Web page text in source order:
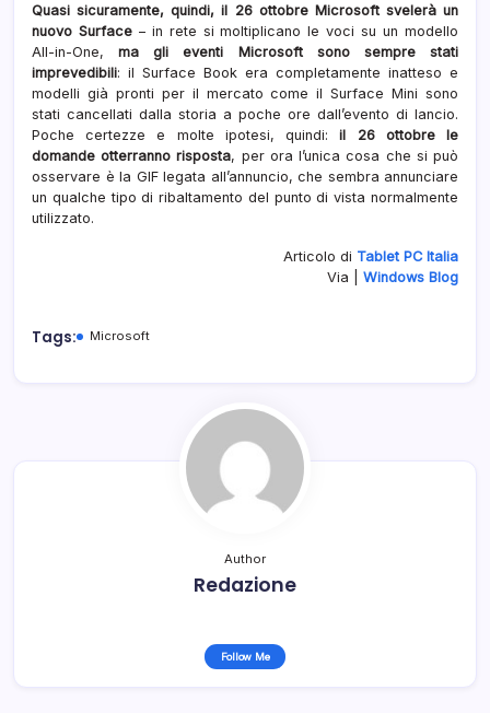
Quasi sicuramente, quindi, il 26 ottobre Microsoft svelerà un
nuovo Surface– in rete si moltiplicano le voci su un modello
All-in-One,ma gli eventi Microsoft sono sempre stati
imprevedibili: il Surface Book era completamente inatteso e
modelli già pronti per il mercato come il Surface Mini sono
stati cancellati dalla storia a poche ore dall’evento di lancio.
Poche certezze e molte ipotesi, quindi:il 26 ottobre le
domande otterranno risposta, per ora l’unica cosa che si può
osservare è la GIF legata all’annuncio, che sembra annunciare
un qualche tipo di ribaltamento del punto di vista normalmente
utilizzato.
Articolo di Tablet PC Italia
Via | Windows Blog
Tags: Microsoft
Author
Redazione
Follow Me